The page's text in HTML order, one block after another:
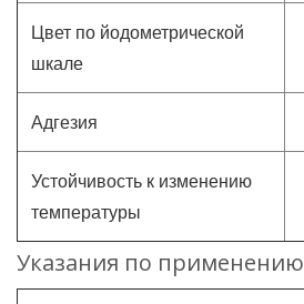
Цвет по йодометрической
шкале
Адгезия
Устойчивость к изменению
температуры
Указания по применению